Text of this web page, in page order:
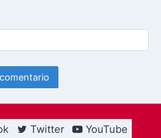
Twitter
YouTube